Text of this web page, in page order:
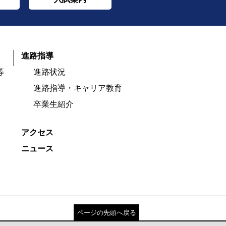
進路指導
進路状況
進路指導・キャリア教育
卒業生紹介
アクセス
ニュース
ページの先頭へ戻る